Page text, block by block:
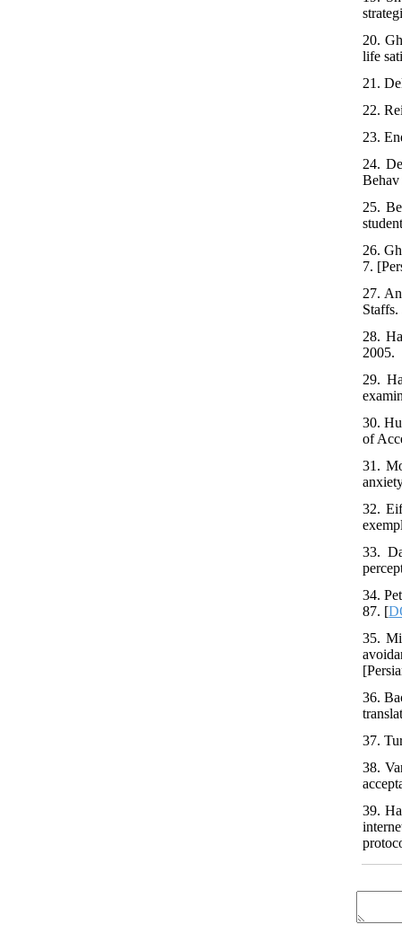
20.
life
21.
22.
23.
24.
25.
26.
7.
27.
28.
2005.
29.
30.
of
31.
32.
33.
34.
87. [
35.
36.
37.
38.
39.